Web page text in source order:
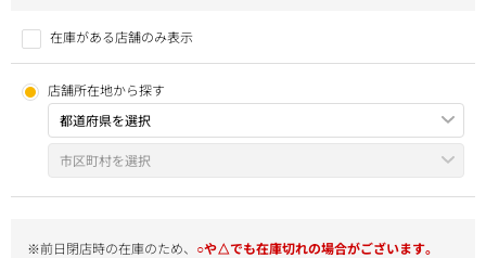
在庫がある店舗のみ表示
店舗所在地から探す
※前日閉店時の在庫のため、 ○や△でも在庫切れの場合がございます。